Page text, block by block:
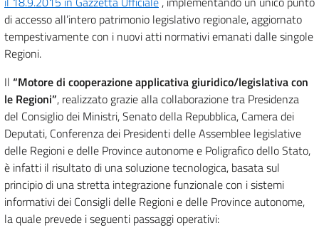
di accesso all’intero patrimonio legislativo regionale, aggiornato
tempestivamente con i nuovi atti normativi emanati dalle singole
Regioni.
Il “Motore di cooperazione applicativa giuridico/legislativa con
le Regioni”, realizzato grazie alla collaborazione tra Presidenza
del Consiglio dei Ministri, Senato della Repubblica, Camera dei
Deputati, Conferenza dei Presidenti delle Assemblee legislative
delle Regioni e delle Province autonome e Poligrafico dello Stato,
è infatti il risultato di una soluzione tecnologica, basata sul
principio di una stretta integrazione funzionale con i sistemi
informativi dei Consigli delle Regioni e delle Province autonome,
la quale prevede i seguenti passaggi operativi: